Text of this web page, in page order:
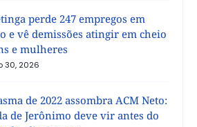
perde 247 empregos em
e vê demissões atingir em cheio
e mulheres
30, 2026
de 2022 assombra ACM Neto:
de Jerônimo deve vir antes do